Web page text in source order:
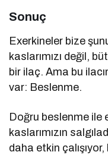
Sonuç
Exerkineler bize
kaslarımızı değil,
bir ilaç. Ama bu
var: Beslenme.
Doğru beslenme ile
kaslarımızın
daha etkin